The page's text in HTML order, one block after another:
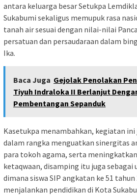
antara keluarga besar Setukpa
Sukabumi sekaligus memupuk rasa
tanah air sesuai dengan nilai-nilai
persatuan dan persaudaraan dalam
Ika.
Baca Juga Gejolak Penolakan
Tiyuh Indraloka II Berlanjut
Pembentangan Sepanduk
Kasetukpa menambahkan, kegiatan ini
dalam rangka menguatkan sinergitas
para tokoh agama, serta
ketaqwaan, disamping itu juga sebagai
dimana siswa SIP angkatan ke 51
menjalankan pendidikan di Kota